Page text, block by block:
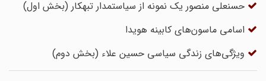
حسنعلی منصور یک نمونه از سیاستمدار تبهکار (بخش اول)
اسامی ماسون‌های کابینه هویدا
ویژگی‌های زندگی سیاسی حسین علاء (بخش دوم)